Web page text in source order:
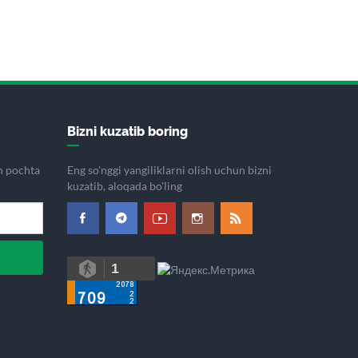
pochta
Bizni kuzatib boring
Eng so'nggi yangiliklarni olish uchun bizni
kuzatib, aloqada bo'ling
1